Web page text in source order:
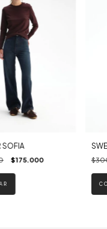
SOFIA
$175.000